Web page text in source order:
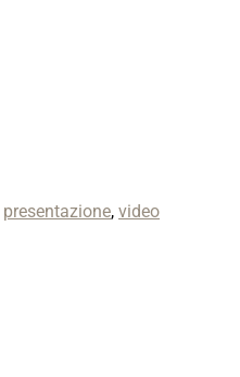
presentazione, video